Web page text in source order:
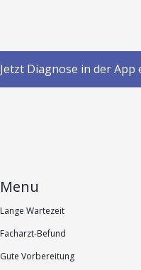
Jetzt Diagnose in der App
Menu
Lange Wartezeit
Facharzt-Befund
Gute Vorbereitung